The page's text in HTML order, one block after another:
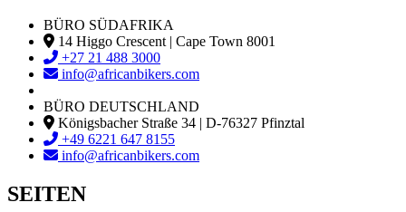
BÜRO SÜDAFRIKA
14 Higgo Crescent | Cape Town 8001
+27 21 488 3000
info@africanbikers.com
BÜRO DEUTSCHLAND
Königsbacher Straße 34 | D-76327 Pfinztal
+49 6221 647 8155
info@africanbikers.com
SEITEN